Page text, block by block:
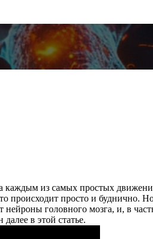
из самых простых
происходит просто и буднично.
головного мозга, и, в
в этой статье.